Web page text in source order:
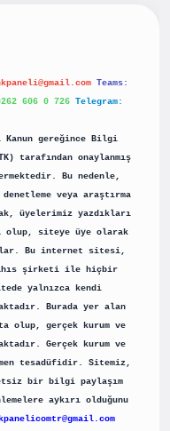
Teams:
606 0 726 Telegram:
Kanun gereğince Bilgi
tarafından onaylanmış
Bu nedenle,
veya araştırma
üyelerimiz yazdıkları
olup, siteye üye olarak
Bu internet sitesi,
şirketi ile hiçbir
yalnızca kendi
Burada yer alan
olup, gerçek kurum ve
Gerçek kurum ve
tesadüfidir. Sitemiz,
bir bilgi paylaşım
aykırı olduğunu